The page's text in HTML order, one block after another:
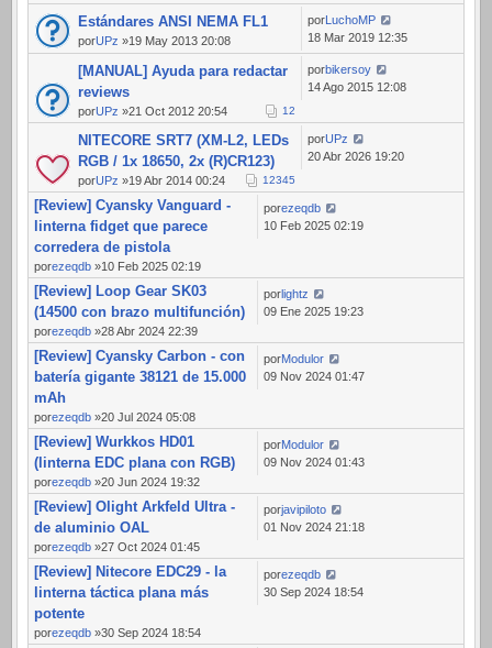
Estándares ANSI NEMA FL1
porUPz »19 May 2013 20:08
por LuchoMP
18 Mar 2019 12:35
[MANUAL] Ayuda para redactar
reviews
porUPz »21 Oct 2012 20:54 12
porbikersoy
14 Ago 2015 12:08
NITECORE SRT7 (XM-L2, LEDs
RGB / 1x 18650, 2x (R)CR123)
porUPz »19 Abr 2014 00:24 12345
porUPz
20 Abr 2026 19:20
[Review] Cyansky Vanguard -
linterna fidget que parece
corredera de pistola
porezeqdb »10 Feb 2025 02:19
porezeqdb
10 Feb 2025 02:19
[Review] Loop Gear SK03
(14500 con brazo multifunción)
porezeqdb »28 Abr 2024 22:39
porlightz
09 Ene 2025 19:23
[Review] Cyansky Carbon - con
batería gigante 38121 de 15.000
mAh
porezeqdb »20 Jul 2024 05:08
porModulor
09 Nov 2024 01:47
[Review] Wurkkos HD01
(linterna EDC plana con RGB)
porezeqdb »20 Jun 2024 19:32
porModulor
09 Nov 2024 01:43
[Review] Olight Arkfeld Ultra -
de aluminio OAL
porezeqdb »27 Oct 2024 01:45
porjavipiloto
01 Nov 2024 21:18
[Review] Nitecore EDC29 - la
linterna táctica plana más
potente
porezeqdb »30 Sep 2024 18:54
porezeqdb
30 Sep 2024 18:54